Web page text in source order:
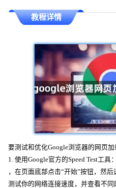
教程详情
要测试和优化Google浏览器的网页加
1. 使用Google官方的Speed Test工具
，在页面底部点击“开始”按钮，然
测试你的网络连接速度，并查看不同